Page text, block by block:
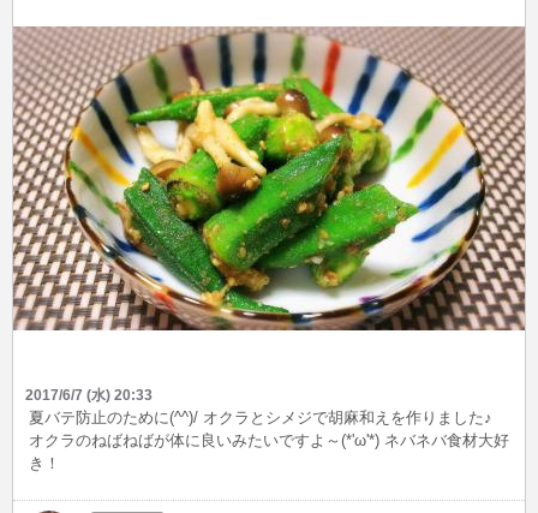
2017/6/7 (水) 20:33
夏バテ防止のために(^^)/ オクラとシメジで胡麻和えを作りました♪
オクラのねばねばが体に良いみたいですよ～(*'ω'*) ネバネバ食材大好
き！